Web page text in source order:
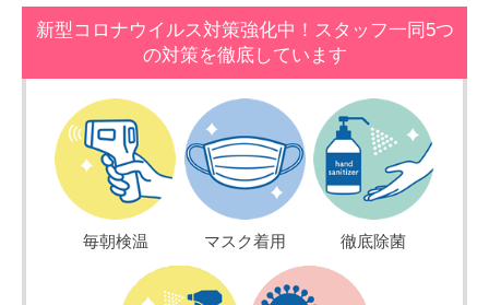
新型コロナウイルス対策強化中！スタッフ一同5つ
の対策を徹底しています
毎朝検温 マスク着用 徹底除菌